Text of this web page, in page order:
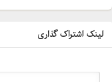
لینک اشتراک گذاری